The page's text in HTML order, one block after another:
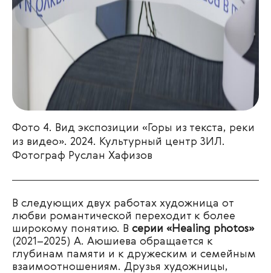
Фото 4. Вид экспозиции «Горы из текста, реки
из видео». 2024. Культурный центр ЗИЛ.
Фотограф Руслан Хафизов
В следующих двух работах художница от
любви романтической переходит к более
широкому понятию. В серии «Healing photos»
(2021–2025) А. Аюшиева обращается к
глубинам памяти и к дружеским и семейным
взаимоотношениям. Друзья художницы,